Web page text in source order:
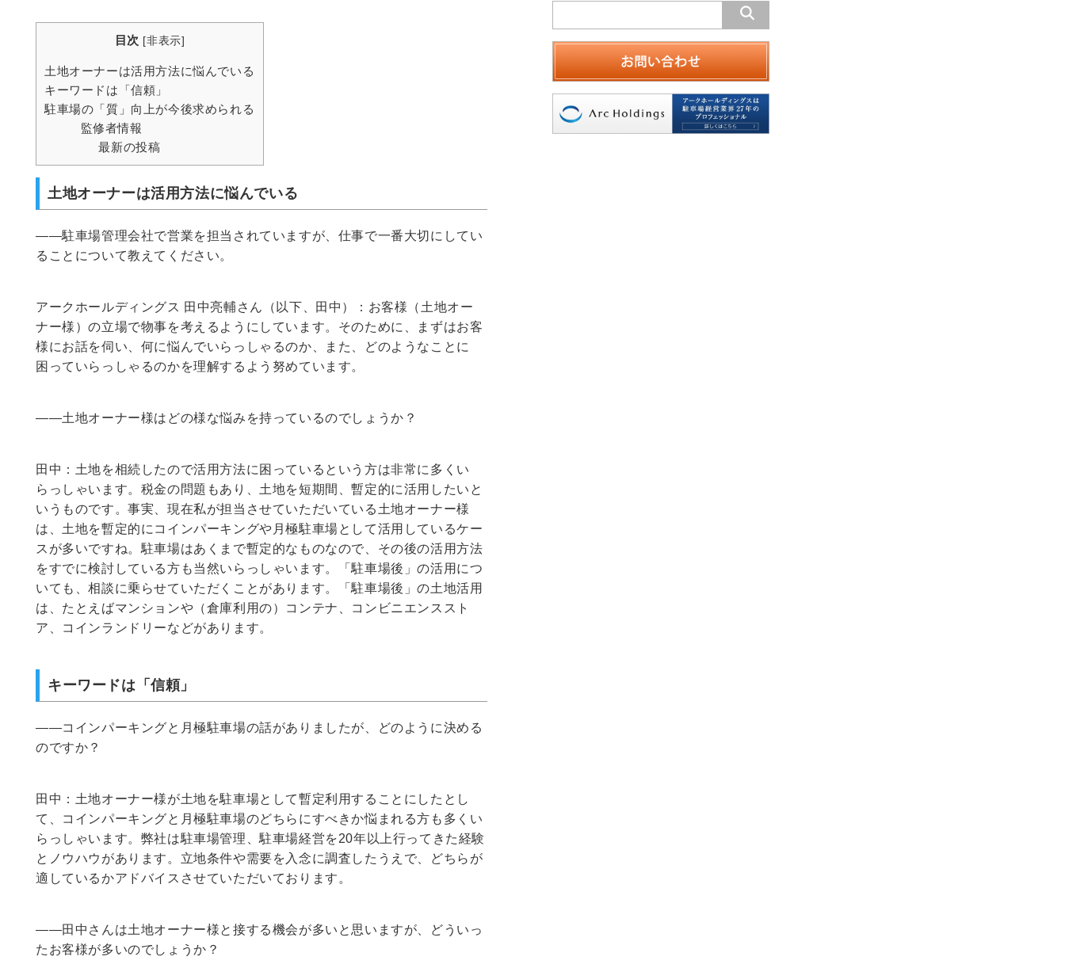
目次 [非表示]
土地オーナーは活用方法に悩んでいる
キーワードは「信頼」
駐車場の「質」向上が今後求められる
監修者情報
最新の投稿
土地オーナーは活用方法に悩んでいる
――駐車場管理会社で営業を担当されていますが、仕事で一番大切にしてい
ることについて教えてください。
アークホールディングス 田中亮輔さん（以下、田中）：お客様（土地オー
ナー様）の立場で物事を考えるようにしています。そのために、まずはお客
様にお話を伺い、何に悩んでいらっしゃるのか、また、どのようなことに
困っていらっしゃるのかを理解するよう努めています。
――土地オーナー様はどの様な悩みを持っているのでしょうか？
田中：土地を相続したので活用方法に困っているという方は非常に多くい
らっしゃいます。税金の問題もあり、土地を短期間、暫定的に活用したいと
いうものです。事実、現在私が担当させていただいている土地オーナー様
は、土地を暫定的にコインパーキングや月極駐車場として活用しているケー
スが多いですね。駐車場はあくまで暫定的なものなので、その後の活用方法
をすでに検討している方も当然いらっしゃいます。「駐車場後」の活用につ
いても、相談に乗らせていただくことがあります。「駐車場後」の土地活用
は、たとえばマンションや（倉庫利用の）コンテナ、コンビニエンススト
ア、コインランドリーなどがあります。
キーワードは「信頼」
――コインパーキングと月極駐車場の話がありましたが、どのように決める
のですか？
田中：土地オーナー様が土地を駐車場として暫定利用することにしたとし
て、コインパーキングと月極駐車場のどちらにすべきか悩まれる方も多くい
らっしゃいます。弊社は駐車場管理、駐車場経営を20年以上行ってきた経験
とノウハウがあります。立地条件や需要を入念に調査したうえで、どちらが
適しているかアドバイスさせていただいております。
――田中さんは土地オーナー様と接する機会が多いと思いますが、どういっ
たお客様が多いのでしょうか？